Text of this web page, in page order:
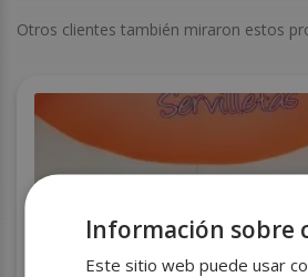
Otros clientes también miraron estos
Información sobre
Este sitio web puede usar